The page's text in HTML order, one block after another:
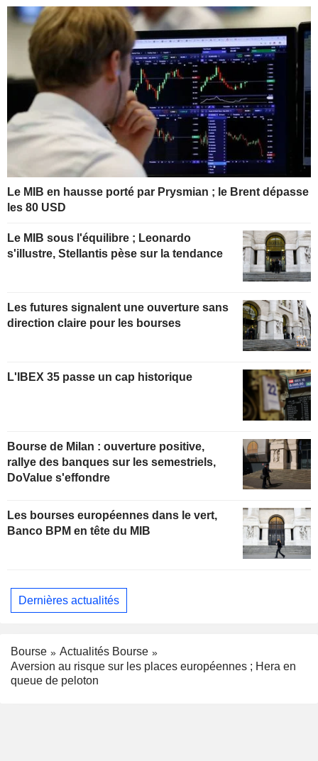
Le MIB en hausse porté par Prysmian ; le Brent dépasse
les 80 USD
Le MIB sous l'équilibre ; Leonardo
s'illustre, Stellantis pèse sur la tendance
Les futures signalent une ouverture sans
direction claire pour les bourses
L'IBEX 35 passe un cap historique
Bourse de Milan : ouverture positive,
rallye des banques sur les semestriels,
DoValue s'effondre
Les bourses européennes dans le vert,
Banco BPM en tête du MIB
Dernières actualités
Bourse
Actualités Bourse
Aversion au risque sur les places européennes ; Hera en
queue de peloton